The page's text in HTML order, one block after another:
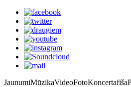
JaunumiMūzikaVideoFotoKoncertafiša